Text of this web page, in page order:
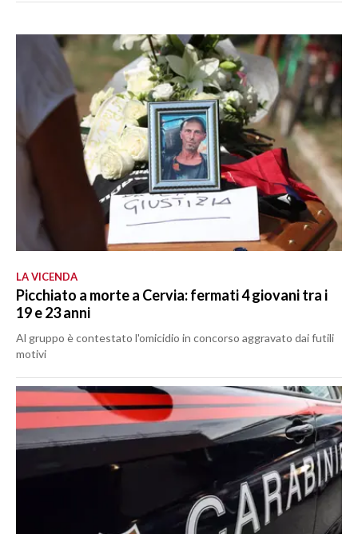
LA VICENDA
Picchiato a morte a Cervia: fermati 4 giovani tra i
19 e 23 anni
Al gruppo è contestato l'omicidio in concorso aggravato dai futili
motivi